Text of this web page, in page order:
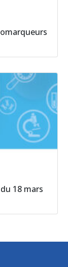
18 mars